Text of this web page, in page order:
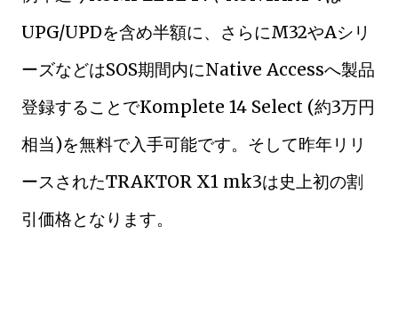
UPG/UPDを含め半額に、さらにM32やAシリ
ーズなどはSOS期間内にNative Accessへ製品
登録することでKomplete 14 Select (約3万円
相当)を無料で入手可能です。そして昨年リリ
ースされたTRAKTOR X1 mk3は史上初の割
引価格となります。